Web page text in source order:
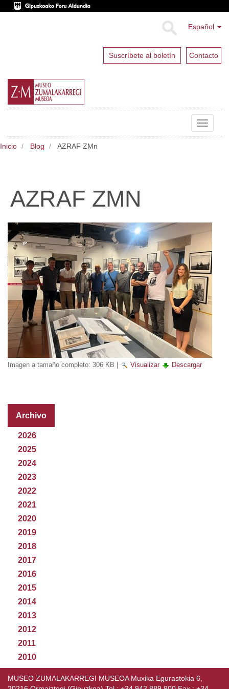
Español
Suscríbete al boletín Contacto
Toggle
Inicio Blog AZRAF ZMn
AZRAF ZMN
Imagen a tamaño completo: 306 KB Visualizar Descargar
Archivo
2026
2025
2024
2023
2022
2021
2020
2019
2018
2017
2016
2015
2014
2013
2012
2011
2010
MUSEO ZUMALAKARREGI MUSEOA Muxika Egurastokia 6,